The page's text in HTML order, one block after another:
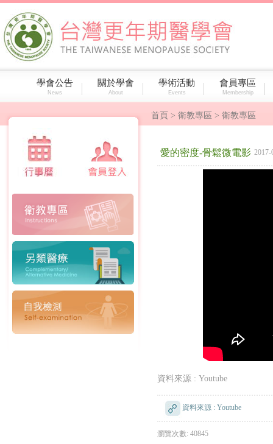
學會公告
News
關於學會
About
學術活動
Events
會員專區
Membership
首頁 > 衛教專區 > 衛教專區
愛的密度-骨鬆微電影 2017-
資料來源 : Youtube
資料來源 : Youtube
瀏覽次數: 40845